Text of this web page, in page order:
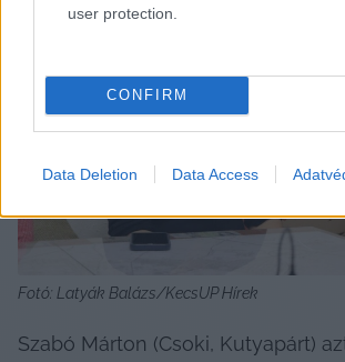
user protection.
CONFIRM
Data Deletion Data Access
Fotó: Latyák Balázs/KecsUP Hírek
Szabó Márton (Csoki, Kutyapárt)